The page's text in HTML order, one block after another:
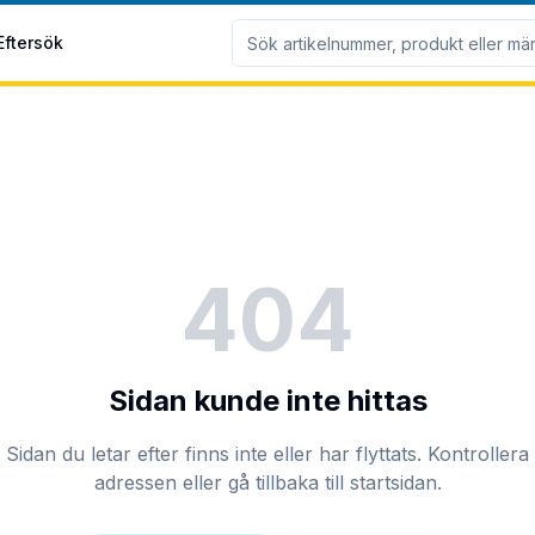
404
Sidan kunde inte hittas
Sidan du letar efter finns inte eller har flyttats. Kontrollera
adressen eller gå tillbaka till startsidan.